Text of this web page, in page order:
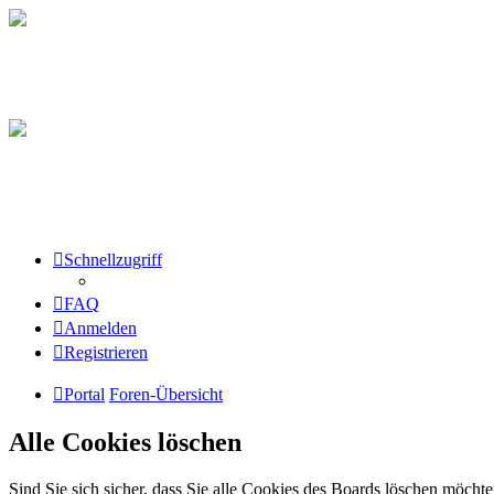
Schnellzugriff
FAQ
Anmelden
Registrieren
Portal Foren-Übersicht
Alle Cookies löschen
Sind Sie sich sicher, dass Sie alle Cookies des Boards löschen